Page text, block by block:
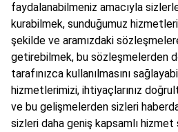
faydalanabilmeniz amacıyla
kurabilmek, sunduğumuz
şekilde ve aramızdaki
getirebilmek, bu sözleşmelerden
tarafınızca kullanılmasını
hizmetlerimizi, ihtiyaçlarınız
ve bu gelişmelerden sizleri
sizleri daha geniş kapsamlı hizmet